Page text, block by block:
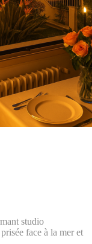
studio
face à la mer et